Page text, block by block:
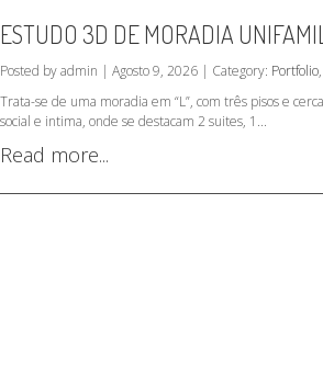
ESTUDO 3D DE MORADIA
Posted by admin | Agosto 9, 2026 | Category: Portfolio,
Trata-se de uma moradia em “L”, com três pisos e
social e intima, onde se destacam 2 suites, 1...
Read more...